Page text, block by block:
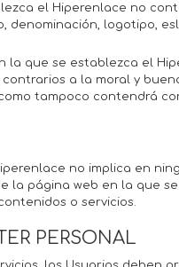
el Hiperenlace no
denominación, logotipo,
la que se establezca el
a la moral y
tampoco contendrá
no implica en
la página web en la que
o servicios.
PERSONAL